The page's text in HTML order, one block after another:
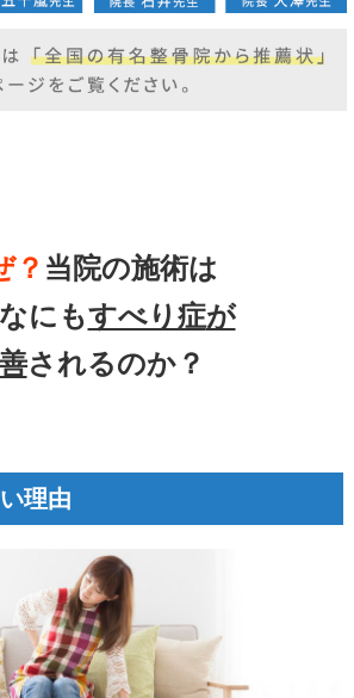
？ 当院の施術は
にもすべり症が
されるのか？
理由